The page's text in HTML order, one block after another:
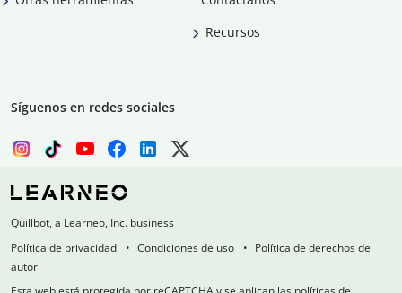
Recursos
Síguenos en redes sociales
Quillbot, a Learneo, Inc. business
Política de privacidad
Condiciones de uso
Política de derechos de
autor